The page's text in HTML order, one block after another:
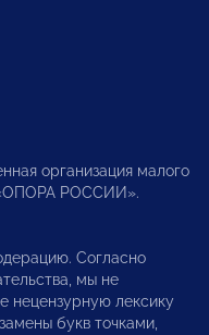
организация малого
«ОПОРА РОССИИ».
Согласно
мы не
нецензурную лексику
букв точками,